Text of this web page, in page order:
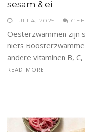
sesam & ei
JULI 4, 2025
Oesterzwammen zijn
niets
andere vitaminen B, C,
READ MORE